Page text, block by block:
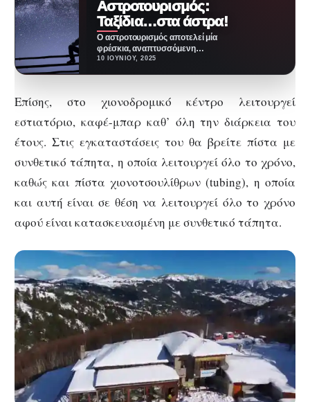
Αστροτουρισμός:
Ταξίδια…στα άστρα!
Ο αστροτουρισμός αποτελεί μία
φρέσκια, αναπτυσσόμενη
κατηγορία στο κομμάτι του
10 ΙΟΥΝΊΟΥ, 2025
Επίσης, στο χιονοδρομικό κέντρο λειτουργεί
εστιατόριο, καφέ-μπαρ καθ’ όλη την διάρκεια του
έτους. Στις εγκαταστάσεις του θα βρείτε πίστα με
συνθετικό τάπητα, η οποία λειτουργεί όλο το χρόνο,
καθώς και πίστα χιονοτσουλίθρων (tubing), η οποία
και αυτή είναι σε θέση να λειτουργεί όλο το χρόνο
αφού είναι κατασκευασμένη με συνθετικό τάπητα.